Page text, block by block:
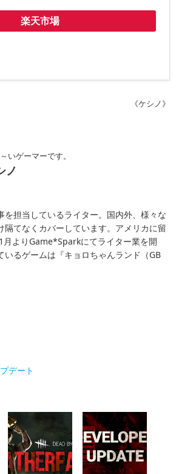
楽天市場
《ケシノ》
いゲーマーです。
ノ
を担当しているライター。国内外、様々な
隔てなくカバーしています。アメリカに留
月よりGame*Sparkにてライター業を開
いるゲームは『キョロちゃんランド（GB
デート